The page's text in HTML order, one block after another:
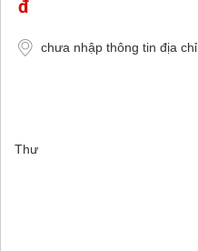
chưa nhập thông tin địa chỉ
Thư